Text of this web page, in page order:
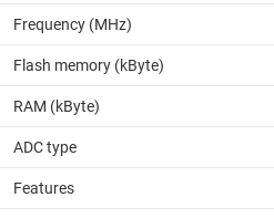
Frequency (MHz)
Flash memory (kByte)
RAM (kByte)
ADC type
Features